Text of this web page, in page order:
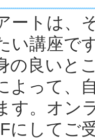
ートは、
い講座で
の良いと
よって、
す。オン
にしてご